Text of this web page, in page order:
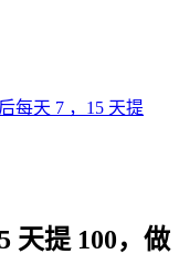
每天 7 ，15 天提
天提 100，做